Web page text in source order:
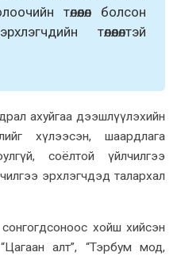
төлөөлөл болсон
төлөөлөлтэй
ахуйгаа дээшлүүлэхийн
хүлээсэн, шаардлага
соёлтой үйлчилгээ
эрхлэгчдэд талархал
хойш хийсэн
алт”, “Тэрбум мод,